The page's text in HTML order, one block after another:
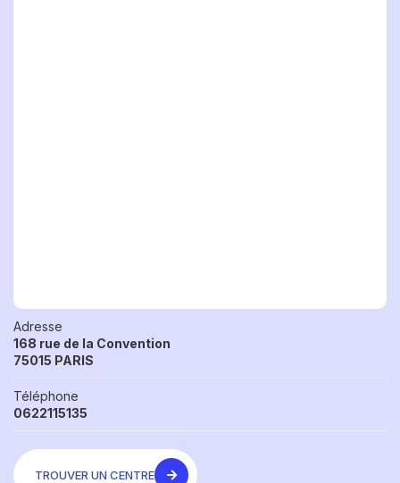
Adresse
168 rue de la Convention
75015 PARIS
Téléphone
0622115135
TROUVER UN CENTRE